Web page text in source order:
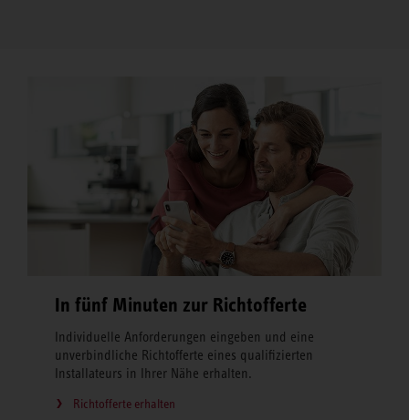
In fünf Minuten zur Richtofferte
Individuelle Anforderungen eingeben und eine
unverbindliche Richtofferte eines qualifizierten
Installateurs in Ihrer Nähe erhalten.
Richtofferte erhalten